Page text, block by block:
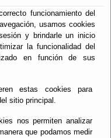
funcionamiento del
usamos cookies
y brindarle un inicio
la funcionalidad del
en función de sus
estas cookies para
sitio principal.
nos permiten analizar
que podamos medir
en el desarrollo